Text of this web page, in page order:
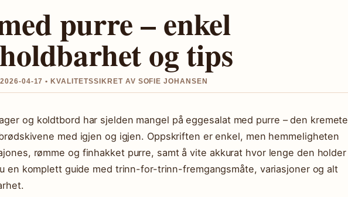
purre – enkel
og tips
04-17 • KVALITETSSIKRET AV SOFIE JOHANSEN
og koldtbord har sjelden mangel på eggesalat med purre – den kremete
med igjen og igjen. Oppskriften er enkel, men hemmeligheten
rømme og finhakket purre, samt å vite akkurat hvor lenge den holder
en komplett guide med trinn-for-trinn-fremgangsmåte, variasjoner og alt